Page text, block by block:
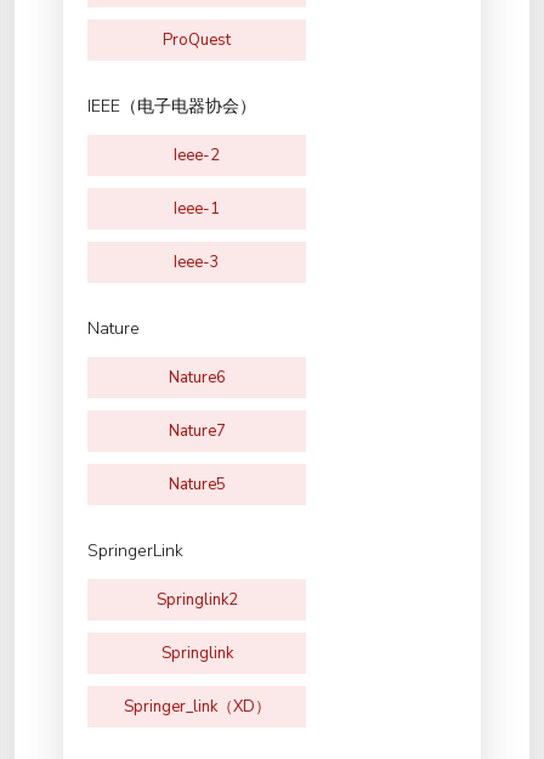
ProQuest
IEEE（电子电器协会）
Ieee-2
Ieee-1
Ieee-3
Nature
Nature6
Nature7
Nature5
SpringerLink
Springlink2
Springlink
Springer_link（XD）